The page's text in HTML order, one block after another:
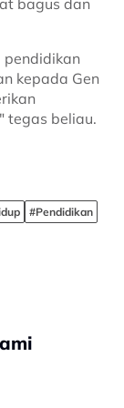
bagus dan
kepada Gen
tegas beliau.
#Pendidikan